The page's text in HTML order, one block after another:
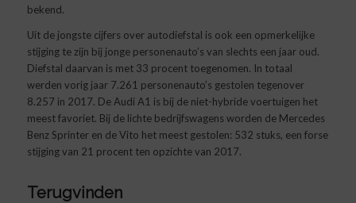
bekend.
Uit de jongste cijfers over autodiefstal is ook een opmerkelijke
stijging te zijn bij jonge personenauto’s van slechts een jaar oud.
Diefstal daarvan is met 33 procent toegenomen. In totaal
werden vorig jaar 7.261 personenauto’s gestolen tegenover
8.257 in 2017. De Audi A1 is bij de niet-hybride voertuigen het
meest favoriet. Bij de lichte bedrijfswagens worden de Mercedes
Benz Sprinter en de Vito het meest gestolen: 532 stuks, een forse
stijging van 21 procent ten opzichte van 2017.
Terugvinden